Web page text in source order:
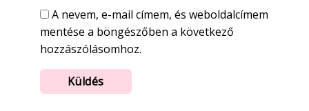
A nevem, e-mail címem, és weboldalcímem
mentése a böngészőben a következő
hozzászólásomhoz.